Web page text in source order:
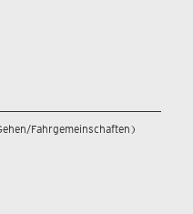
Fahrgemeinschaften)